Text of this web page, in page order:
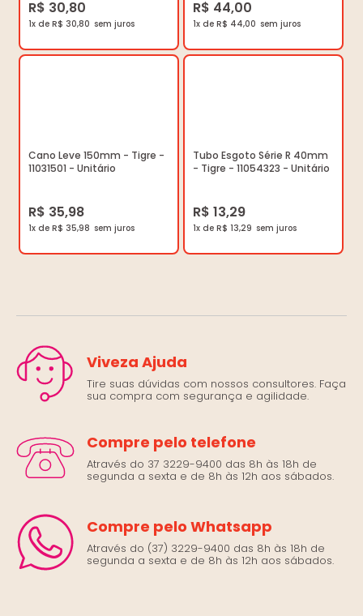
R$ 30,80
1x de R$ 30,80
R$ 44,00
1x de R$ 44,00
Cano Leve 150mm - Tigre -
11031501 - Unitário
R$ 35,98
1x de R$ 35,98
Tubo Esgoto Série R 40mm
- Tigre - 11054323 - Unitário
R$ 13,29
1x de R$ 13,29
Viveza Ajuda
Tire suas dúvidas com nossos consultores. Faça
sua compra com segurança e agilidade.
Compre pelo telefone
Através do 37 3229-9400 das 8h às 18h de
segunda a sexta e de 8h às 12h aos sábados.
Compre pelo Whatsapp
Através do (37) 3229-9400 das 8h às 18h de
segunda a sexta e de 8h às 12h aos sábados.